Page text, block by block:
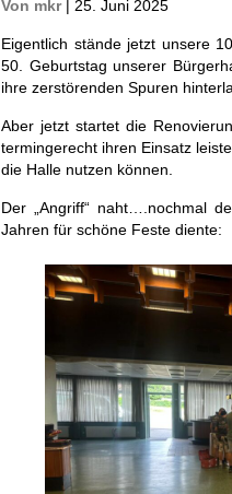
Von mkr| 25. Juni 2025
Eigentlich stände jetzt unsere
50. Geburtstag unserer
ihre zerstörenden Spuren
Aber jetzt startet die
termingerecht ihren Einsatz
die Halle nutzen können.
Der „Angriff“ naht….nochmal
Jahren für schöne Feste diente: